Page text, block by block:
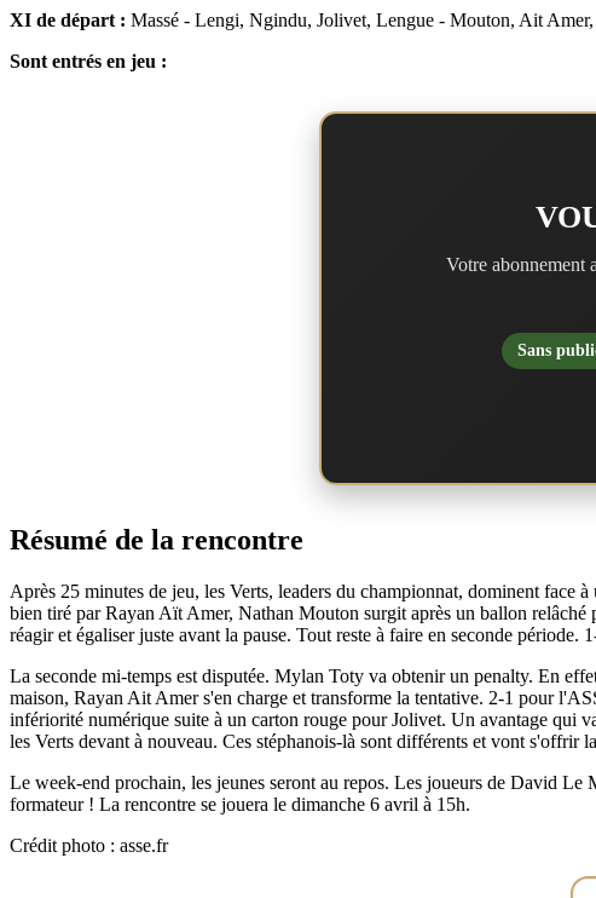
XI de départ : Massé - Lengi, Ngindu, Jolivet, Lengue - Mouton, Ait
Sont entrés en jeu :
Votre abonnement
Sans
Résumé de la rencontre
Après 25 minutes de jeu, les Verts, leaders du championnat, dominent
bien tiré par Rayan Aït Amer, Nathan Mouton surgit après un ballon
réagir et égaliser juste avant la pause. Tout reste à faire en seconde période.
La seconde mi-temps est disputée. Mylan Toty va obtenir un penalty. En
maison, Rayan Ait Amer s'en charge et transforme la tentative. 2-1 pour
infériorité numérique suite à un carton rouge pour Jolivet. Un avantage qui
les Verts devant à nouveau. Ces stéphanois-là sont différents et vont
Le week-end prochain, les jeunes seront au repos. Les joueurs de David
formateur ! La rencontre se jouera le dimanche 6 avril à 15h.
Crédit photo : asse.fr